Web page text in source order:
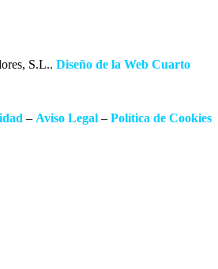
S.L.. Diseño de la Web Cuarto
– Aviso Legal – Política de Cookies